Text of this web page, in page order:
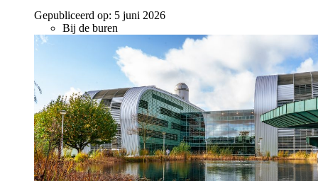
Gepubliceerd op: 5 juni 2026
Bij de buren